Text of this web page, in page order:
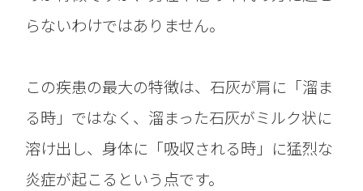
らないわけではありません。
この疾患の最大の特徴は、石灰が肩に「溜ま
る時」ではなく、溜まった石灰がミルク状に
溶け出し、身体に「吸収される時」に猛烈な
炎症が起こるという点です。